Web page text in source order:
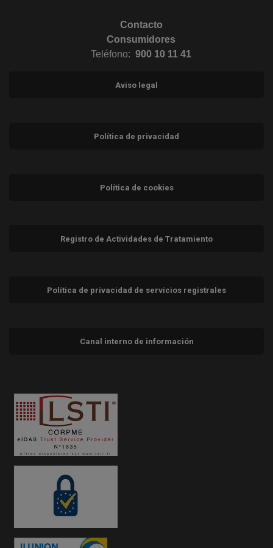
Contacto
Consumidores
Teléfono: 900 10 11 41
Aviso legal
Política de privacidad
Política de cookies
Registro de Actividades de Tratamiento
Política de privacidad de servicios registrales
Canal interno de información